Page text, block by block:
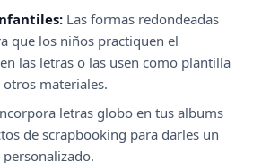
Las formas redondeadas
que los niños practiquen el
las letras o las usen como plantilla
materiales.
letras globo en tus albums
de scrapbooking para darles un